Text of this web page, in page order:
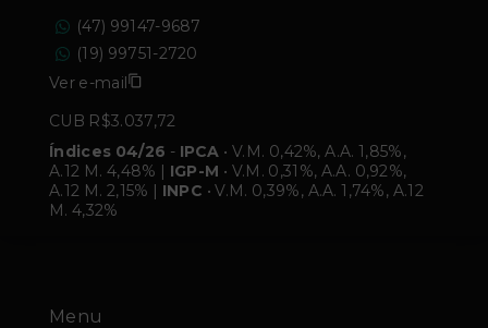
Menu
(47) 99147-9687
(19) 99751-2720
Ver e-mail
CUB R$3.037,72
Índices 04/26 - IPCA • V.M. 0,42%, A.A. 1,85%,
A.12 M. 4,48% | IGP-M • V.M. 0,31%, A.A. 0,92%,
A.12 M. 2,15% | INPC • V.M. 0,39%, A.A. 1,74%, A.12
M. 4,32%